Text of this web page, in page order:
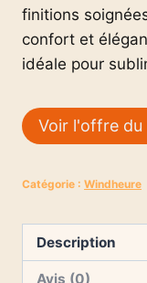
finitions
confort et
idéale pour
Voir l'offre du
Catégorie : Windheure
Description
Avis (0)